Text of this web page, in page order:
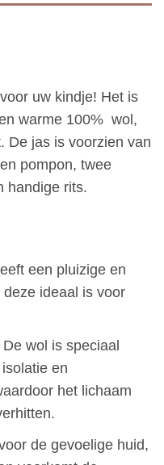
uw kindje! Het is
warme 100% wol,
De jas is voorzien van
pompon, twee
handige rits.
een pluizige en
ideaal is voor
De wol is speciaal
en
het lichaam
de gevoelige huid,